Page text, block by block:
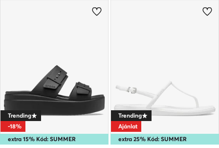
extra 15% Kód: SUMMER
Trending
-18%
extra 25% Kód: SUMMER
Trending
Ajánlat